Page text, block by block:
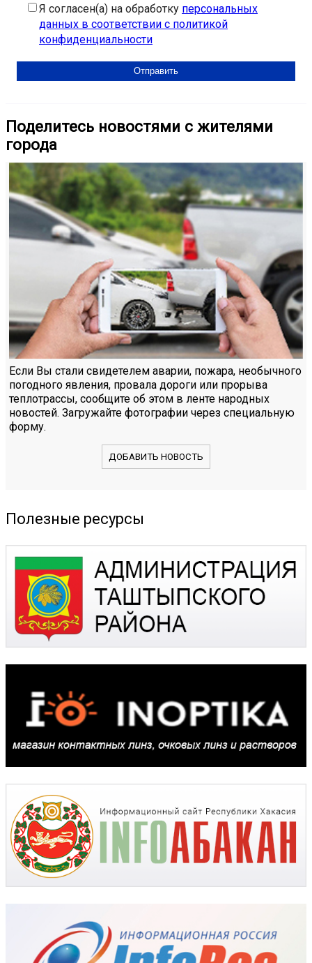
Я согласен(а) на обработку персональных
данных в соответствии с политикой
конфиденциальности
Поделитесь новостями с жителями
города
Если Вы стали свидетелем аварии, пожара, необычного
погодного явления, провала дороги или прорыва
теплотрассы, сообщите об этом в ленте народных
новостей. Загружайте фотографии через специальную
форму.
ДОБАВИТЬ НОВОСТЬ
Полезные ресурсы